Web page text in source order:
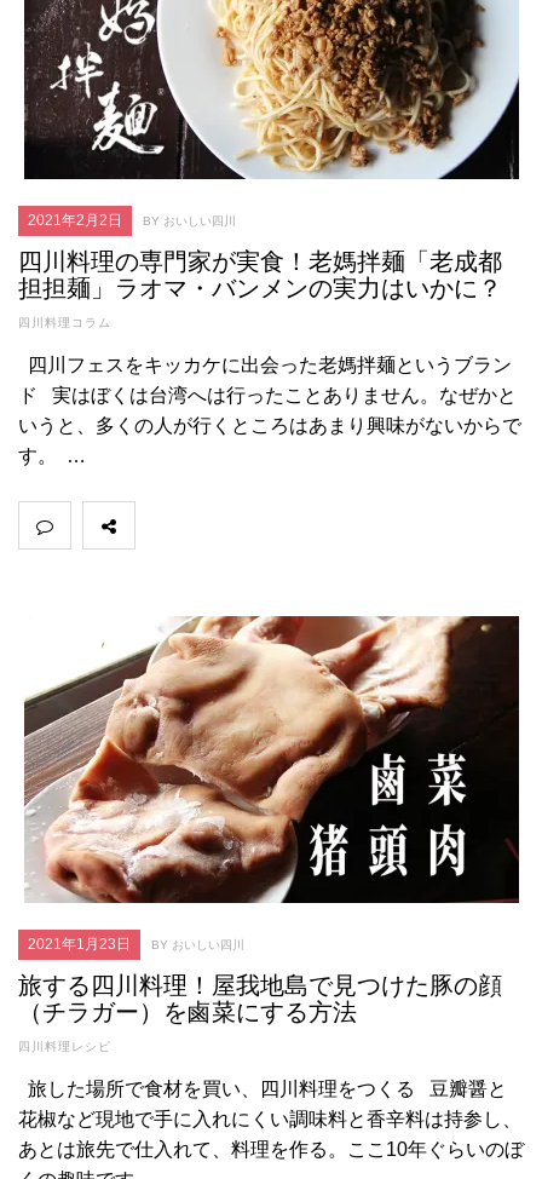
2021年2月2日 BY おいしい四川
四川料理の専門家が実食！老媽拌麺「老成都
担担麺」ラオマ・バンメンの実力はいかに？
四川料理コラム
四川フェスをキッカケに出会った老媽拌麺というブラン
ド 実はぼくは台湾へは行ったことありません。なぜかと
いうと、多くの人が行くところはあまり興味がないからで
す。 …
2021年1月23日 BY おいしい四川
旅する四川料理！屋我地島で見つけた豚の顔
（チラガー）を鹵菜にする方法
四川料理レシピ
旅した場所で食材を買い、四川料理をつくる 豆瓣醤と
花椒など現地で手に入れにくい調味料と香辛料は持参し、
あとは旅先で仕入れて、料理を作る。ここ10年ぐらいのぼ